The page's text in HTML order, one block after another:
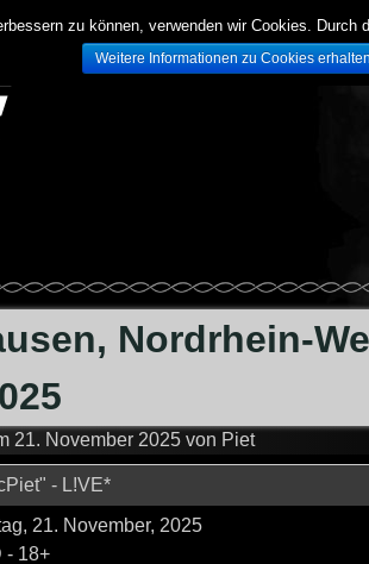
Nordrhein-
21. November 2025 von Piet
- L!VE*
21. November, 2025
- 18+
zu können, verwenden wir Cookies.
Weitere Informationen zu Cookies